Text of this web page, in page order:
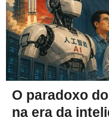
O paradoxo
na era da